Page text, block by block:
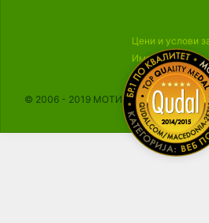
Цени и услови
Импресум
© 2006 - 2019 МОТИКА, Сите права се